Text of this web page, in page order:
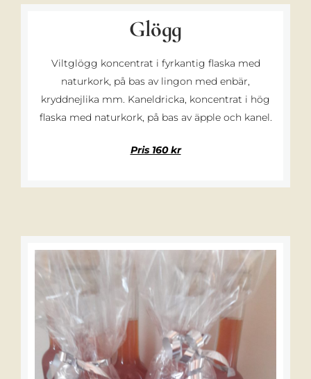
Glögg
Viltglögg koncentrat i fyrkantig flaska med
naturkork, på bas av lingon med enbär,
kryddnejlika mm. Kaneldricka, koncentrat i hög
flaska med naturkork, på bas av äpple och kanel.
Pris 160 kr